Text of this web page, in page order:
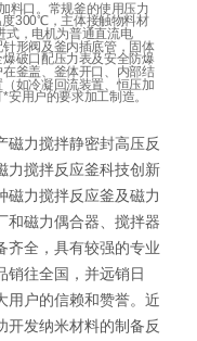
口。常规釜的使用压力
300℃，主体接触物料材
式，电机为普通直流电
形阀及釜内插底管，固体
破口配压力表及安全防爆
釜盖、釜体开口、内部结
如冷凝回流装置、恒压加
用户的要求加工制造。
磁力搅拌静密封高压反
力搅拌反应釜科技创新
磁力搅拌反应釜及磁力
和磁力偶合器、搅拌器
齐全，具有较强的专业
销往全国，并远销日
用户的信赖和赞誉。近
开发纳米材料的制备反